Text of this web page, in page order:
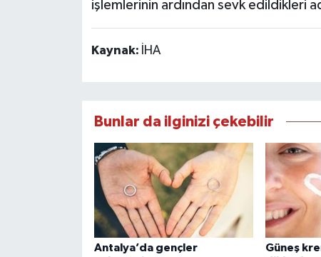
işlemlerinin ardından sevk edildikleri
Kaynak: İHA
Bunlar da ilginizi çekebilir
Antalya’da gençler
Güneş